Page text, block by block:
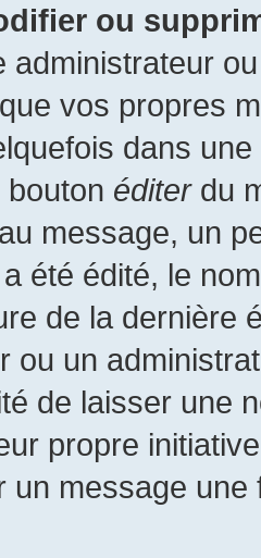
ou
administrateur
vos propres
dans
éditerdu
message, un
a été édité, le
de la dernière
ou un
de laisser une
propre
un message une